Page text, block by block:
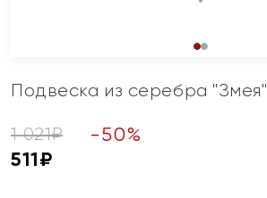
Подвеска из серебра "Змея"
1 021₽ -50%
511₽